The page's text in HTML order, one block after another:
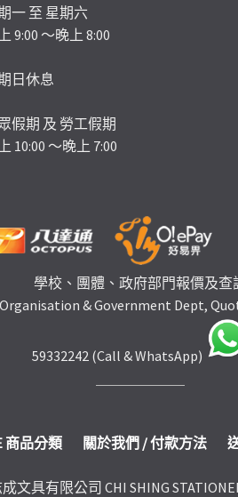
一 至 星期六
9:00 ～晚上 8:00
日休息
假期 及 勞工假期
10:00 ～晚上 7:00
學校、團體、政府部門報價及查
& Government Dept,
59332242 (Call & WhatsApp)
商品分類 關於我們 / 付款方法
文具有限公司 CHI SHING